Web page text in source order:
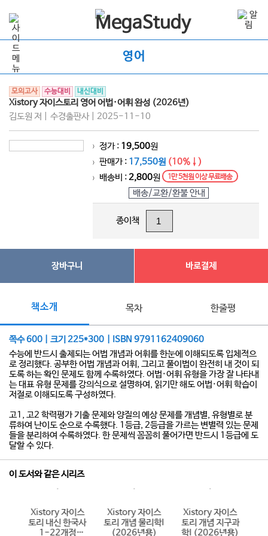
영어
모의고사 수능대비 내신대비
Xistory 자이스토리 영어 어법·어휘 완성 (2026년)
김도원 저 | 수경출판사 | 2025-11-10
> 정가 : 19,500원
> 판매가 : 17,550원 (10%↓)
> 배송비 :2,800원 1만 5천원 이상 무료배송
배송/교환/환불 안내
종이책
장바구니 바로결제
책소개 목차 한줄평
쪽수 600 | 크기 225*300 | ISBN 9791162409060
수능에 반드시 출제되는 어법 개념과 어휘를 한눈에 이해되도록 입체적으
로 정리했다. 공부한 어법 개념과 어휘, 그리고 풀이법이 완전히 내 것이 되
도록 하는 확인 문제도 함께 수록하였다. 어법·어휘 유형을 가장 잘 나타내
는 대표 유형 문제를 강의식으로 설명하여, 읽기만 해도 어법·어휘 학습이
저절로 이해되도록 구성하였다.
고1, 고2 학력평가 기출 문제와 양질의 예상 문제를 개념별, 유형별로 분
류하여 난이도 순으로 수록했다. 1등급, 2등급을 가르는 변별력 있는 문제
들을 분리하여 수록하였다. 한 문제씩 꼼꼼히 풀어가면 반드시 1등급에 도
달할 수 있다.
이 도서와 같은 시리즈
Xistory 자이스
토리 내신 한국사
1-22개정
Xistory 자이스
토리 개념 물리학I
(2026년용)
Xistory 자이스
토리 개념 지구과
학I (2026년용)